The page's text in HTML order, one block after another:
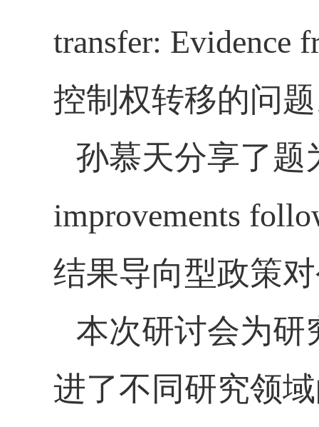
transfer: Evidence
控制权转移的问
孙慕天分享了题
improvements
结果导向型政策
本次研讨会为研
进了不同研究领